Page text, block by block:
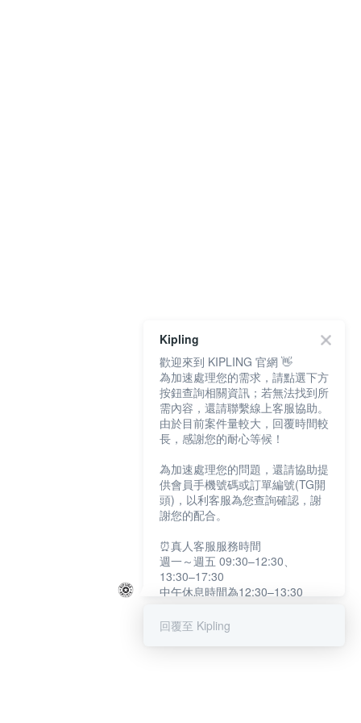
Kipling
歡迎來到 KIPLING 官網 👋
為加速處理您的需求，請點選下方
按鈕查詢相關資訊；若無法找到所
需內容，還請聯繫線上客服協助。
由於目前案件量較大，回覆時間較
長，感謝您的耐心等候！
為加速處理您的問題，還請協助提
供會員手機號碼或訂單編號(TG開
頭)，以利客服為您查詢確認，謝
謝您的配合。
⏰真人客服服務時間
週一～週五 09:30–12:30、
13:30–17:30
中午休息時間為12:30–13:30
提醒您：系統會自動已讀訊息，如
回覆至 Kipling